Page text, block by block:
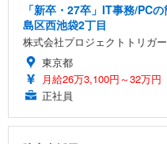
「新卒・27卒」IT事務/PC
島区西池袋2丁目
株式会社プロジェクトトリガー
東京都
月給26万3,100円～32万円
正社員